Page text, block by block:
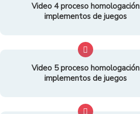
Video 4 proceso homologación
implementos de juegos
Video 5 proceso homologación
implementos de juegos